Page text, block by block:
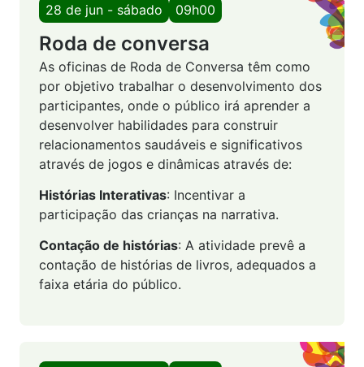
28 de jun - sábado 09h00
Roda de conversa
As oficinas de Roda de Conversa têm como
por objetivo trabalhar o desenvolvimento dos
participantes, onde o público irá aprender a
desenvolver habilidades para construir
relacionamentos saudáveis e significativos
através de jogos e dinâmicas através de:
Histórias Interativas: Incentivar a
participação das crianças na narrativa.
Contação de histórias: A atividade prevê a
contação de histórias de livros, adequados a
faixa etária do público.